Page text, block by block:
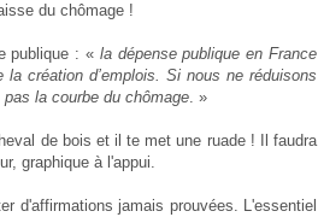
du chômage !
publique : « la dépense publique en France
création d’emplois. Si nous ne réduisons
la courbe du chômage. »
de bois et il te met une ruade ! Il faudra
graphique à l'appui.
d'affirmations jamais prouvées. L'essentiel